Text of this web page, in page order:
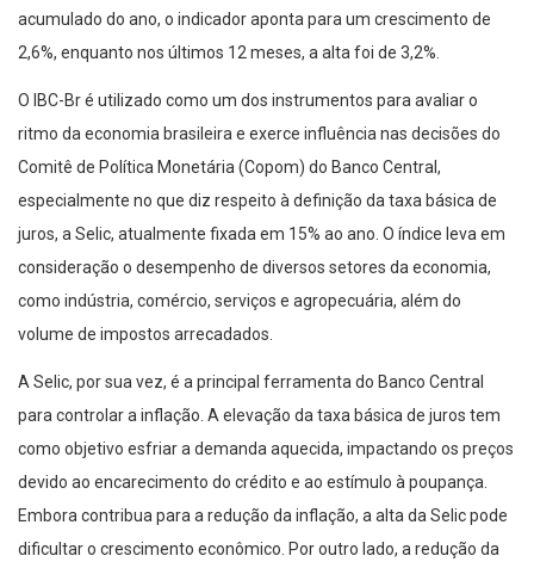
acumulado do ano, o indicador aponta para um crescimento de
2,6%, enquanto nos últimos 12 meses, a alta foi de 3,2%.
O IBC-Br é utilizado como um dos instrumentos para avaliar o
ritmo da economia brasileira e exerce influência nas decisões do
Comitê de Política Monetária (Copom) do Banco Central,
especialmente no que diz respeito à definição da taxa básica de
juros, a Selic, atualmente fixada em 15% ao ano. O índice leva em
consideração o desempenho de diversos setores da economia,
como indústria, comércio, serviços e agropecuária, além do
volume de impostos arrecadados.
A Selic, por sua vez, é a principal ferramenta do Banco Central
para controlar a inflação. A elevação da taxa básica de juros tem
como objetivo esfriar a demanda aquecida, impactando os preços
devido ao encarecimento do crédito e ao estímulo à poupança.
Embora contribua para a redução da inflação, a alta da Selic pode
dificultar o crescimento econômico. Por outro lado, a redução da